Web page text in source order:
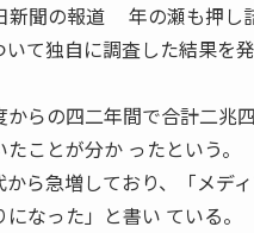
報道 年の瀬も押し詰
て独自に調査した結果を
らの四二年間で合計二兆
ことが分か ったという。
ら急増しており、「メデ
なった」と書い ている。